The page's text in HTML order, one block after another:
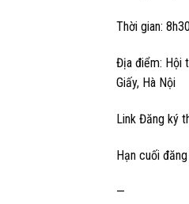
Thời gian:
Địa điểm: Hội
Giấy, Hà Nội
Link Đăng ký
Hạn cuối
—